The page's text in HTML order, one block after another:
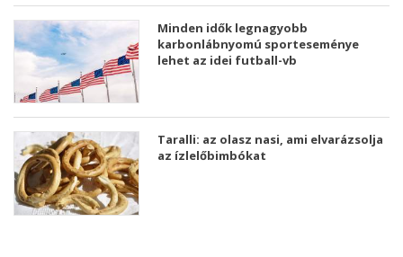
Minden idők legnagyobb
karbonlábnyomú sporteseménye
lehet az idei futball-vb
Taralli: az olasz nasi, ami elvarázsolja
az ízlelőbimbókat